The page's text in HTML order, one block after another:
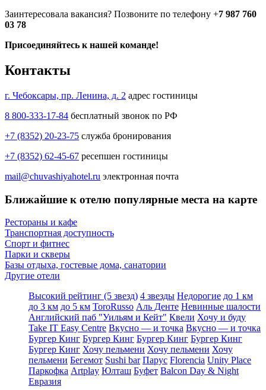
Заинтересовала вакансия? Позвоните по телефону +7 987 760
03 78
Присоединяйтесь к нашей команде!
Контакты
г. Чебоксары, пр. Ленина, д. 2 адрес гостиницы
8 800-333-17-84 бесплатный звонок по РФ
+7 (8352) 20-23-75 служба бронирования
+7 (8352) 62-45-67 ресепшен гостиницы
mail@chuvashiyahotel.ru электронная почта
Ближайшие к отелю популярные места на карте
Рестораны и кафе
Транспортная доступность
Спорт и фитнес
Парки и скверы
Базы отдыха, гостевые дома, санатории
Другие отели
Высокий рейтинг (5 звезд) 4 звезды Недорогие до 1 км
до 3 км до 5 км ToroRusso Аль Денте Невинные шалости
Английский паб "Уильям и Кейт" Квели Хочу и буду
Take IT Easy Centre Вкусно — и точка Вкусно — и точка
Бургер Кинг Бургер Кинг Бургер Кинг Бургер Кинг
Бургер Кинг Хочу пельмени Хочу пельмени Хочу
пельмени Бегемот Sushi bar Парус Florencia Unity Place
Паркофка Artplay Юлташ Буфет Balcon Day & Night
Евразия